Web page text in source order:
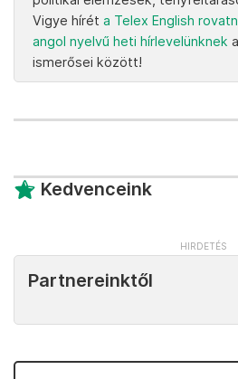
Vigye hírét a Telex English
angol nyelvű heti hírlevelünknek
ismerősei között!
Kedvenceink
Partnereinktől